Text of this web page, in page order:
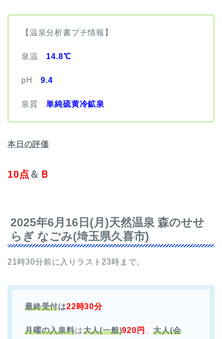
【温泉分析書プチ情報】
泉温 14.8℃
pH9.4
泉質単純硫黄冷鉱泉
本日の評価
10点 ＆ Ｂ
2025年6月16日(月)天然温泉 森のせせ
らぎ なごみ(埼玉県久喜市)
21時30分前に入りラスト23時まで。
最終受付は22時30分
月曜の入泉料は大人(一般)920円 、大人(会